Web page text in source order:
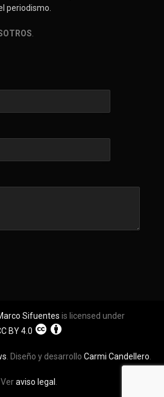
periodismo.
Sifuentes is licensed under
BY 4.0
. Diseño y desarrollo Carmi Candellero
Veraviso legal